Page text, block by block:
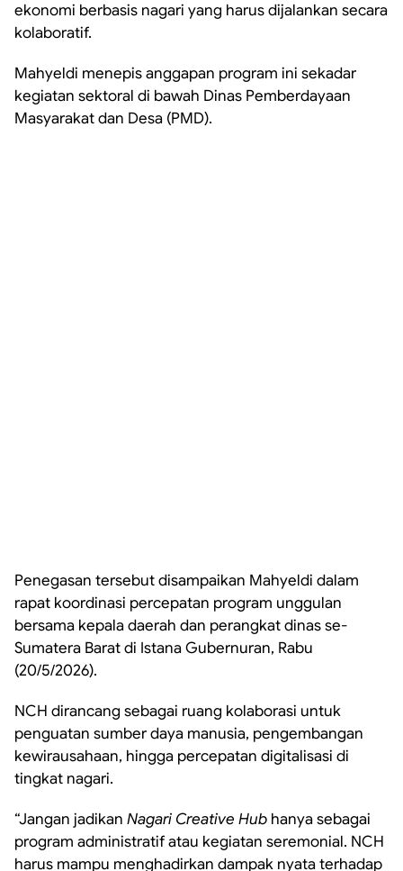
ekonomi berbasis nagari yang harus dijalankan secara
kolaboratif.
Mahyeldi menepis anggapan program ini sekadar
kegiatan sektoral di bawah Dinas Pemberdayaan
Masyarakat dan Desa (PMD).
Penegasan tersebut disampaikan Mahyeldi dalam
rapat koordinasi percepatan program unggulan
bersama kepala daerah dan perangkat dinas se-
Sumatera Barat di Istana Gubernuran, Rabu
(20/5/2026).
NCH dirancang sebagai ruang kolaborasi untuk
penguatan sumber daya manusia, pengembangan
kewirausahaan, hingga percepatan digitalisasi di
tingkat nagari.
“Jangan jadikan Nagari Creative Hub hanya sebagai
program administratif atau kegiatan seremonial. NCH
harus mampu menghadirkan dampak nyata terhadap